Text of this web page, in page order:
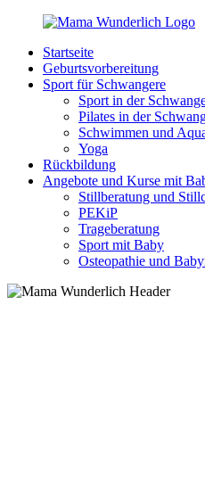
Zurück
Inhalt
MamaWunderlich.de
Mutti
sein
wunderbar!
Startseite
Geburtsvorbereitung
Sport für Schwangere
Sport in der
Pilates in der
Schwimmen und
Yoga
Rückbildung
Angebote und Kurse mit
Stillberatung und
PEKiP
Trageberatung
Sport mit Baby
Osteopathie und